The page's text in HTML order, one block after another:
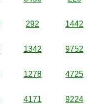
292 1442
1342 9752
1278 4725
4171 9224